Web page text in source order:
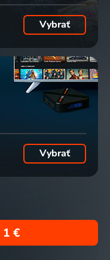
Vybrať
Vybrať
1 €